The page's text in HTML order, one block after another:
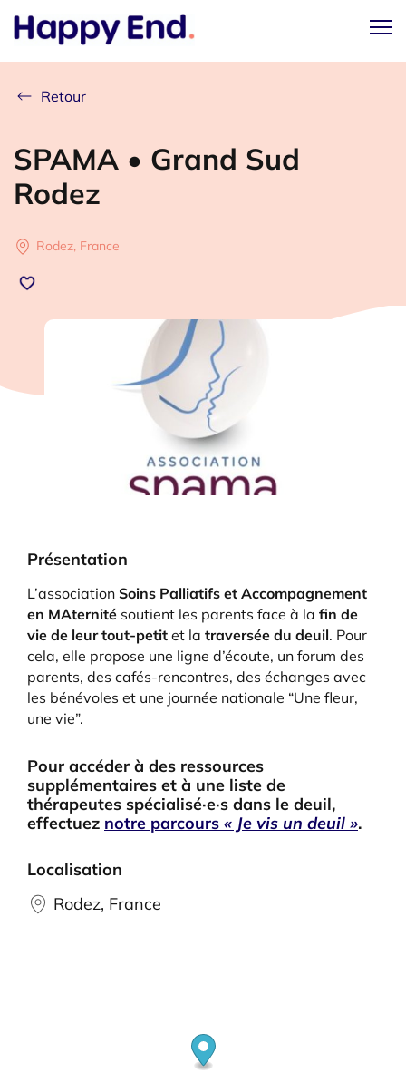
Retour
SPAMA • Grand Sud
Rodez
Rodez, France
Présentation
L’association Soins Palliatifs et Accompagnement
en MAternité soutient les parents face à la fin de
vie de leur tout-petit et la traversée du deuil. Pour
cela, elle propose une ligne d’écoute, un forum des
parents, des cafés-rencontres, des échanges avec
les bénévoles et une journée nationale “Une fleur,
une vie”.
Pour accéder à des ressources
supplémentaires et à une liste de
thérapeutes spécialisé·e·s dans le deuil,
effectuez notre parcours « Je vis un deuil ».
Localisation
Rodez, France